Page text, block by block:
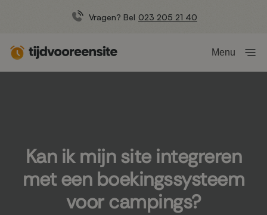
Vragen? Bel 023 205 21 40
Menu
Kan ik mijn site integreren
met een boekingssysteem
voor campings?